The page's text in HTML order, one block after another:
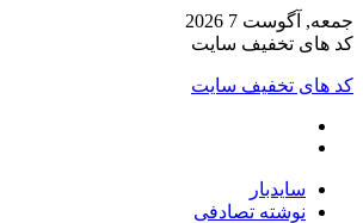
جمعه, آگوست 7 2026
کد های تخفیف سایت
کد های تخفیف سایت
سایدبار
نوشته تصادفی